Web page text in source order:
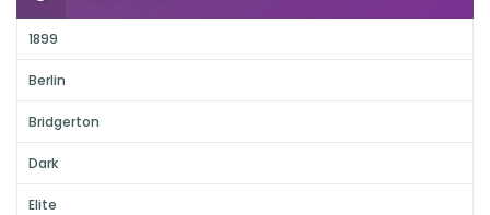
1899
Berlin
Bridgerton
Dark
Elite